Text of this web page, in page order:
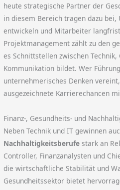
heute strategische Partner der
in diesem Bereich tragen dazu
entwickeln und Mitarbeiter
Projektmanagement zählt zu den
es Schnittstellen zwischen
Kommunikation bildet. Wer
unternehmerisches Denken
ausgezeichnete Karrierechancen
Finanz-, Gesundheits- und
Neben Technik und IT gewinnen
Nachhaltigkeitsberufe stark an
Controller, Finanzanalysten und
die wirtschaftliche Stabilität und
Gesundheitssektor bietet